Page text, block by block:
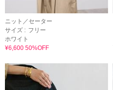
ニット／セーター
サイズ : フリー
ホワイト
¥6,600 50%OFF